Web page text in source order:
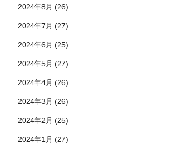
2024年8月 (26)
2024年7月 (27)
2024年6月 (25)
2024年5月 (27)
2024年4月 (26)
2024年3月 (26)
2024年2月 (25)
2024年1月 (27)